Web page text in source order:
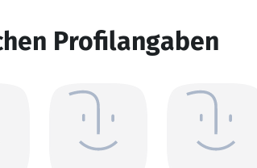
Profilangaben